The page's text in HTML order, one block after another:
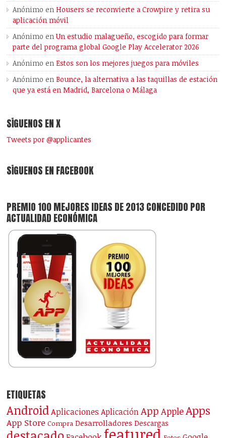
Anónimo enHousers se reconvierte a Crowpire y retira su
aplicación móvil
Anónimo enUn estudio malagueño, escogido para formar
parte del programa global Google Play Accelerator 2026
Anónimo enEstos son los mejores juegos para móviles
Anónimo enBounce, la alternativa a las taquillas de estación
que ya está en Madrid, Barcelona o Málaga
SÍGUENOS EN X
Tweets por @applicantes
SÍGUENOS EN FACEBOOK
PREMIO 100 MEJORES IDEAS DE 2013 CONCEDIDO POR
ACTUALIDAD ECONÓMICA
ETIQUETAS
Android Aplicaciones Aplicación App AppleApps
App Store Compra Desarrolladores Descargas